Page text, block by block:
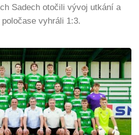
Sadech otočili vývoj utkání a
vyhráli 1:3.